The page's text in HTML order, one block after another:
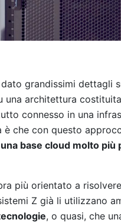
grandissimi dettagli
una architettura
connesso in una
che con questo
base cloud molto più
più orientato a
Z già li utilizzano
, o quasi, che